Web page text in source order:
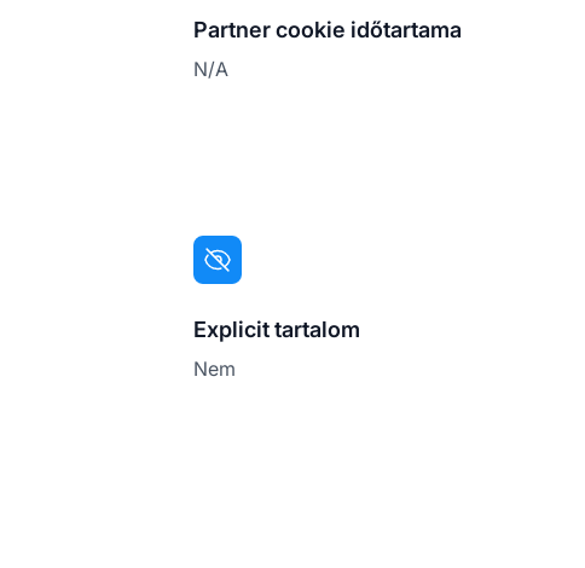
Partner cookie időtartama
N/A
Explicit tartalom
Nem